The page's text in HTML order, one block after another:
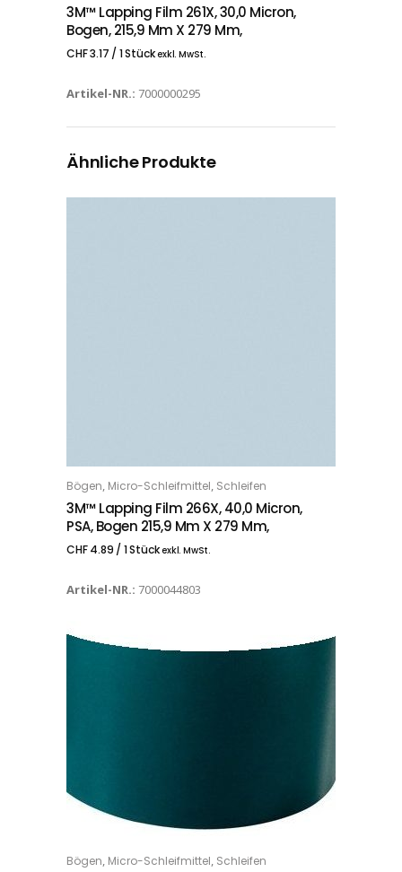
3M™ Lapping Film 261X, 30,0 Micron,
Bogen, 215,9 Mm X 279 Mm,
CHF3.17 / 1 Stückexkl. MwSt.
Artikel-NR.: 7000000295
Ähnliche Produkte
IN DEN WARENKORB
Bögen, Micro-Schleifmittel, Schleifen
3M™ Lapping Film 266X, 40,0 Micron,
PSA, Bogen 215,9 Mm X 279 Mm,
CHF4.89 / 1 Stückexkl. MwSt.
Artikel-NR.: 7000044803
IN DEN WARENKORB
Bögen, Micro-Schleifmittel, Schleifen